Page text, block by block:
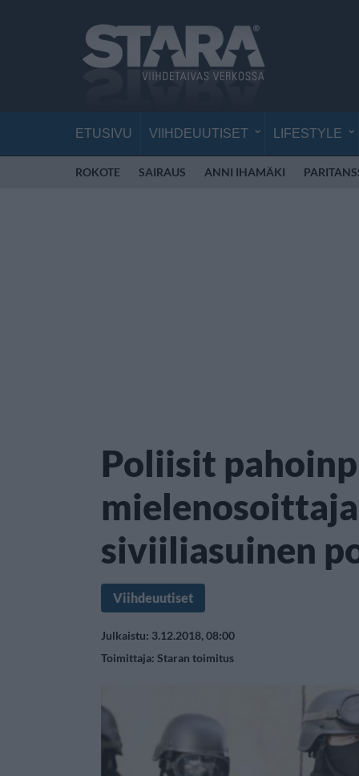
ETUSIVU VIIHDEUUTISET LIFESTYLE
ROKOTE SAIRAUS ANNI IHAMÄKI
Poliisit
siviiliasuinen
Viihdeuutiset
Julkaistu: 3.12.2018, 08:00
Toimittaja: Staran toimitus